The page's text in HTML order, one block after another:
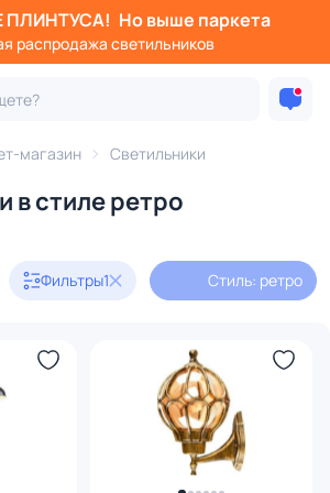
ПЛИНТУСА! Но выше паркета
распродажа светильников
магазин Светильники
в стиле ретро
Фильтры1 Стиль: ретро
Фильтры
светильники